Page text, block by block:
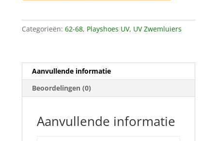
zwemluier
-
Wasbaar
Zwaan
Categorieën: 62-68, Playshoes UV, UV Zwemluiers
Aanvullende informatie
Beoordelingen (0)
Aanvullende informatie